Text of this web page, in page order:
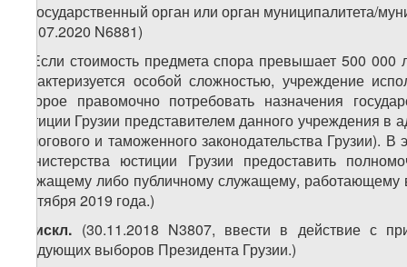
3. Государственный орган или орган муниципалитета/
(15.07.2020 N6881)
4. Если стоимость предмета спора превышает 500
характеризуется особой сложностью, учреждение
которое правомочно потребовать назначения
юстиции Грузии представителем данного учреждения
налогового и таможенного законодательства Грузии).
Министерства юстиции Грузии предоставить
служащему либо публичному служащему,
сентября 2019 года.)
искл. (30.11.2018 N3807, ввести в действие с
следующих выборов Президента Грузии.)